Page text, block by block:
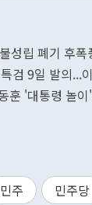
성립 폐기 후
검 9일 발의...
훈 '대통령 놀
민주 민주당